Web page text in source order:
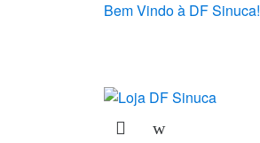
Bem Vindo à DF Sinuca!